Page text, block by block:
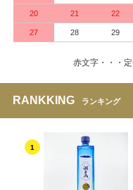
20 21 22
27 28 29
赤文字・・・
RANKKING ランキング
1